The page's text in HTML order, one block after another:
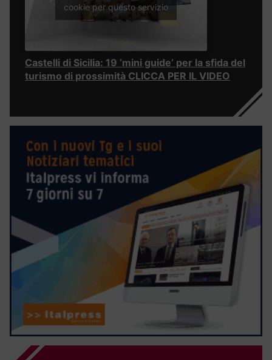
cookie per questo servizio
Castelli di Sicilia: 19 ‘mini guide’ per la sfida del
turismo di prossimità CLICCA PER IL VIDEO